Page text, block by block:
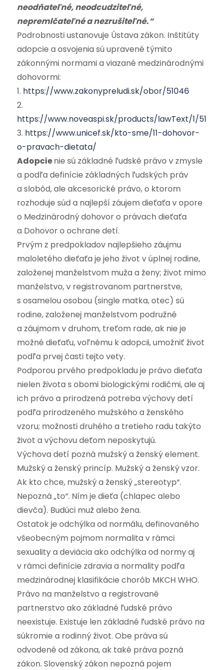
neodňateľné, neodcudziteľné,
nepremlčateľné a nezrušiteľné.“
Podrobnosti ustanovuje Ústava zákon. Inštitúty
adopcie a osvojenia sú upravené týmito
zákonnými normami a viazané medzinárodnými
dohovormi:
1. https://www.zakonypreludi.sk/obor/51046
2.
https://www.noveaspi.sk/products/lawText/1/
3. https://www.unicef.sk/kto-sme/11-dohovor-
o-pravach-dietata/
Adopcienie sú základné ľudské právo v zmysle
a podľa definície základných ľudských práv
a slobôd, ale akcesorické právo, o ktorom
rozhoduje súd a najlepší záujem dieťaťa v opore
o Medzinárodný dohovor o právach dieťaťa
a Dohovor o ochrane detí.
Prvým z predpokladov najlepšieho záujmu
maloletého dieťaťa je jeho život v úplnej rodine,
založenej manželstvom muža a ženy; život mimo
manželstvo, v registrovanom partnerstve,
s osamelou osobou (single matka, otec) sú
rodine, založenej manželstvom podružné
a záujmom v druhom, treťom rade, ak nie je
možné dieťaťu, voľnému k adopcii, umožniť život
podľa prvej časti tejto vety.
Podporou prvého predpokladu je právo dieťaťa
nielen života s obomi biologickými rodičmi, ale aj
ich právo a prirodzená potreba výchovy detí
podľa prirodzeného mužského a ženského
vzoru; možnosti druhého a tretieho radu takýto
život a výchovu deťom neposkytujú.
Výchova detí pozná mužský a ženský element.
Mužský a ženský princíp. Mužský a ženský vzor.
Ak kto chce, mužský a ženský „stereotyp“.
Nepozná „to“. Ním je dieťa (chlapec alebo
dievča). Budúci muž alebo žena.
Ostatok je odchýlka od normálu, definovaného
všeobecným pojmom normalita v rámci
sexuality a deviácia ako odchýlka od normy aj
v rámci definície zdravia a normality podľa
medzinárodnej klasifikácie chorôb MKCH WHO.
Právo na manželstvo a registrované
partnerstvo ako základné ľudské právo
neexistuje. Existuje len základné ľudské právo na
súkromie a rodinný život. Obe práva sú
odvodené od zákona, ak také práva pozná
zákon. Slovenský zákon nepozná pojem